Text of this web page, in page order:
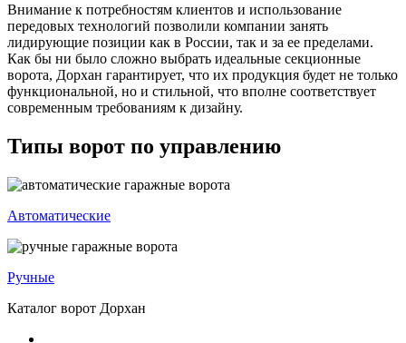
Внимание к потребностям клиентов и использование
передовых технологий позволили компании занять
лидирующие позиции как в России, так и за ее пределами.
Как бы ни было сложно выбрать идеальные секционные
ворота, Дорхан гарантирует, что их продукция будет не только
функциональной, но и стильной, что вполне соответствует
современным требованиям к дизайну.
Типы ворот по управлению
Автоматические
Ручные
Каталог ворот Дорхан